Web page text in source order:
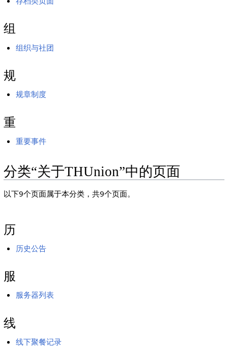
组
组织与社团
规
规章制度
重
重要事件
分类“关于THUnion”中的页面
以下9个页面属于本分类，共9个页面。
历
历史公告
服
服务器列表
线
线下聚餐记录